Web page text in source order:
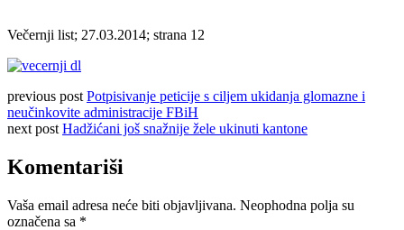
Večernji list; 27.03.2014; strana 12
previous post Potpisivanje peticije s ciljem ukidanja glomazne i
neučinkovite administracije FBiH
next post Hadžićani još snažnije žele ukinuti kantone
Komentariši
Vaša email adresa neće biti objavljivana. Neophodna polja su
označena sa *